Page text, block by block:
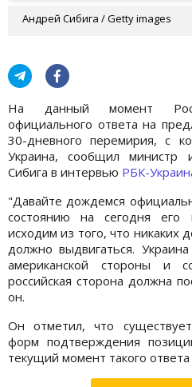
Андрей Сибига / Getty images
На данный момент
официального ответа на
30-дневного перемирия, с
Украина, сообщил министр
Сибига в интервью РБК-
"Давайте дождемся
состоянию на сегодня
исходим из того, что никаких
должно выдвигаться.
американской стороны и
российская сторона должна
он.
Он отметил, что
форм подтверждения
текущий момент такого